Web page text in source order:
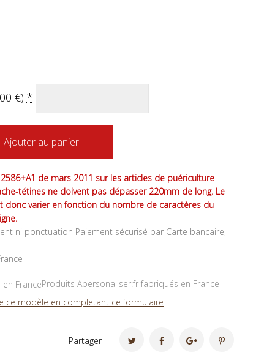
€) *
Ajouter au panier
de mars 2011 sur les articles de puériculture
tétines ne doivent pas dépasser 220mm de long. Le
varier en fonction du nombre de caractères du
ni ponctuation Paiement sécurisé par Carte bancaire,
Produits Apersonaliser.fr fabriqués en France
ce modèle en completant ce formulaire
Partager